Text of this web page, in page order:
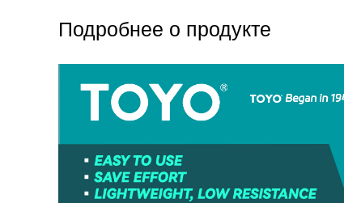
Подробнее о продукте